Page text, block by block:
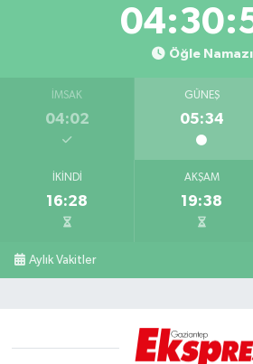
Öğle Namazı
İMSAK
04:02
GÜNEŞ
05:34
İKINDI
16:28
AKŞAM
19:38
Aylık Vakitler